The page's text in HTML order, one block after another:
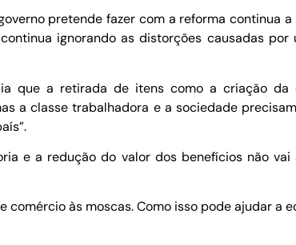
pretende fazer com a reforma continua
ignorando as distorções causadas
que a retirada de itens como a criação
a classe trabalhadora e a sociedade
e a redução do valor dos benefícios não
às moscas. Como isso pode ajudar a